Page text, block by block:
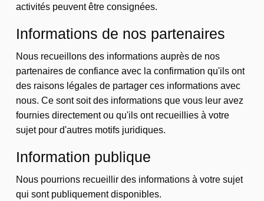
activités peuvent être consignées.
Informations de nos partenaires
Nous recueillons des informations auprès de nos
partenaires de confiance avec la confirmation qu'ils ont
des raisons légales de partager ces informations avec
nous. Ce sont soit des informations que vous leur avez
fournies directement ou qu'ils ont recueillies à votre
sujet pour d'autres motifs juridiques.
Information publique
Nous pourrions recueillir des informations à votre sujet
qui sont publiquement disponibles.